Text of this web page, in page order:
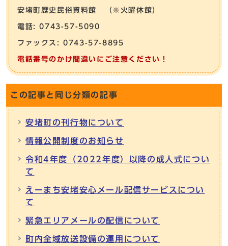
安堵町歴史民俗資料館 （※火曜休館）
電話: 0743-57-5090
ファックス: 0743-57-8895
電話番号のかけ間違いにご注意ください！
この記事と同じ分類の記事
安堵町の刊行物について
情報公開制度のお知らせ
令和4年度（2022年度）以降の成人式につい
て
えーまち安堵安心メール配信サービスについ
て
緊急エリアメールの配信について
町内全域放送設備の運用について